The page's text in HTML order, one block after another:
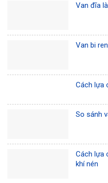
Van đĩa
Van bi
Cách lựa
So sánh
Cách lựa
khí nén